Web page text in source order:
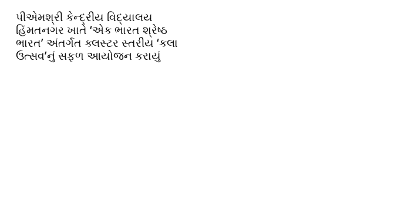
પીએમશ્રી કેન્દ્રીય વિદ્યાલય
હિંમતનગર ખાતે ‘એક ભારત શ્રેષ્ઠ
ભારત’ અંતર્ગત ક્લસ્ટર સ્તરીય ‘કલા
ઉત્સવ’નું સફળ આયોજન કરાયું